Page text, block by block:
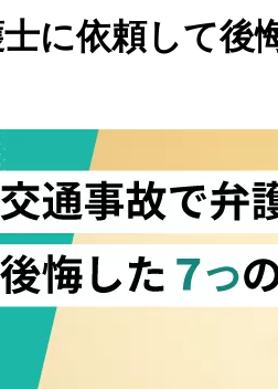
に依頼して後